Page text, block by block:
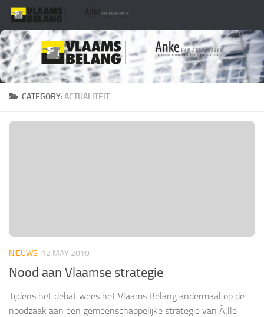
Skip to content
CATEGORY:ACTUALITEIT
NIEUWS 12 MAY 2010
Nood aan Vlaamse strategie
Tijdens het debat wees het Vlaams Belang andermaal op de
noodzaak aan een gemeenschappelijke strategie van Ã¡lle